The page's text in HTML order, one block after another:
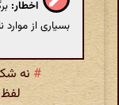
اخطار:
بسیاری از
# نه